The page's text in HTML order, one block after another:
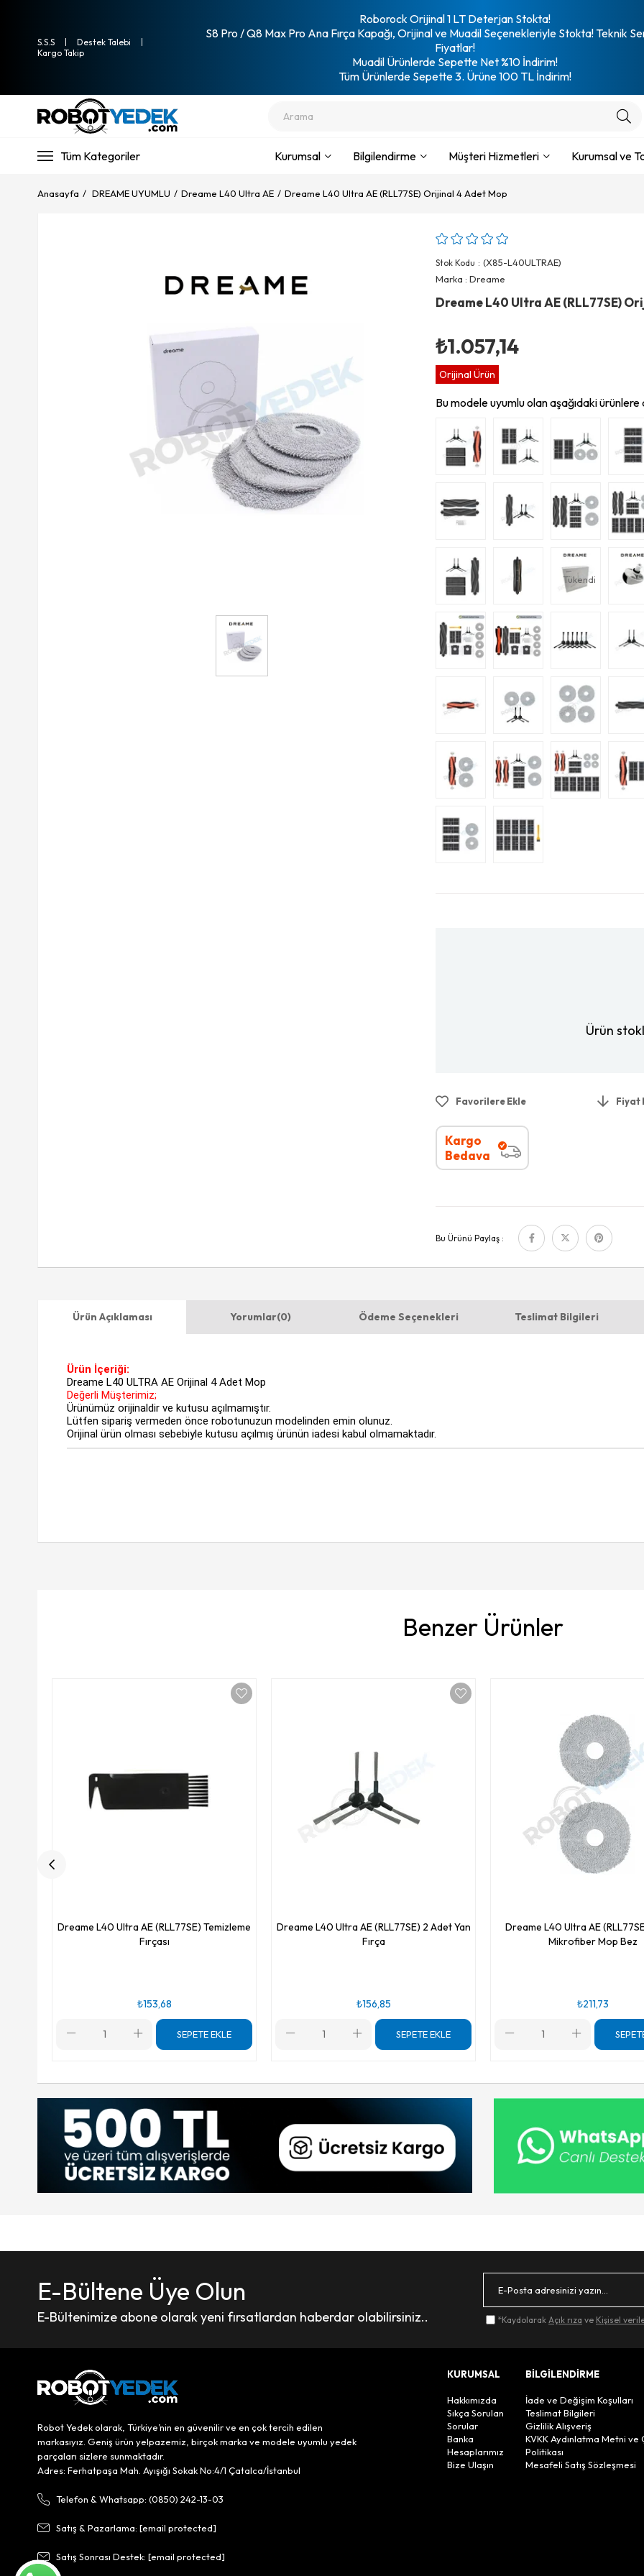
S.S.S
Destek Talebi
Kargo Takip
Roborock Orijinal 1 LT Deterjan Stokta!
S8 Pro / Q8 Max Pro Ana Fırça Kapağı, Orijinal ve Muadil Seçenekleriyle Stokta! Teknik
Fiyatlar!
Muadil Ürünlerde Sepette Net %10 İndirim!
Tüm Ürünlerde Sepette 3. Ürüne 100 TL İndirim!
Tüm Kategoriler Kurumsal Bilgilendirme Müşteri Hizmetleri Kurumsal ve
Anasayfa DREAME UYUMLU Dreame L40 Ultra AE Dreame L40 Ultra AE (RLL77SE) Orijinal 4 Adet Mop
Stok Kodu
(X85-L40ULTRAE)
Marka : Dreame
Dreame L40 Ultra AE (RLL77SE)
₺1.057,14
Orijinal Ürün
Bu modele uyumlu olan aşağıdaki
Tükendi
Ürün
Favorilere Ekle Fiyat
Kargo
Bedava
Bu Ürünü Paylaş :
Ürün Açıklaması Yorumlar(0) Ödeme Seçenekleri Teslimat Bilgileri
Ürün İçeriği:
Dreame L40 ULTRA AE Orijinal 4 Adet Mop
Değerli Müşterimiz;
Ürünümüz orijinaldir ve kutusu açılmamıştır.
Lütfen sipariş vermeden önce robotunuzun modelinden emin olunuz.
Orijinal ürün olması sebebiyle kutusu açılmış ürünün iadesi kabul olmamaktadır.
Benzer Ürünler
Dreame L40 Ultra AE (RLL77SE) Temizleme
Fırçası
₺153,68
SEPETE EKLE
Dreame L40 Ultra AE (RLL77SE) 2 Adet Yan
Fırça
₺156,85
SEPETE EKLE
Dreame L40 Ultra AE
Mikrofiber Mop Bez
₺211,73
E-Bültene Üye Olun
E-Bültenimize abone olarak yeni fırsatlardan haberdar olabilirsiniz.. *Kaydolarak Açık rıza ve Kişisel
Robot Yedek olarak, Türkiye’nin en güvenilir ve en çok tercih edilen
markasıyız. Geniş ürün yelpazemiz, birçok marka ve modele uyumlu yedek
parçaları sizlere sunmaktadır.
Adres: Ferhatpaşa Mah. Ayışığı Sokak No:4/1 Çatalca/İstanbul
Telefon & Whatsapp: (0850) 242-13-03
Satış & Pazarlama: [email protected]
Satış Sonrası Destek: [email protected]
KURUMSAL
Hakkımızda
Sıkça Sorulan
Sorular
Banka
Hesaplarımız
Bize Ulaşın
BİLGİLENDİRME
İade ve Değişim Koşulları
Teslimat Bilgileri
Gizlilik Alışveriş
KVKK Aydınlatma Metni ve
Politikası
Mesafeli Satış Sözleşmesi